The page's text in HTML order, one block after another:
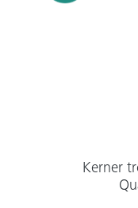
Kerner